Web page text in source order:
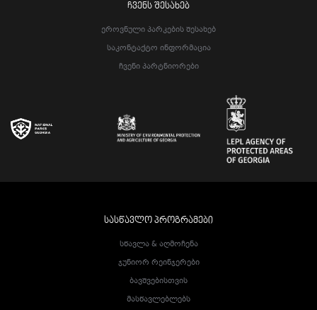
ᲩᲕᲔᲜᲡ ᲨᲔᲡᲐᲮᲔᲑ
Ეროვნული Პარკების Შესახებ
Საკონტაქტო Ინფორმაცია
Ჩვენი Პარტნიორები
ᲡᲐᲡᲬᲐᲕᲚᲝ ᲞᲠᲝᲒᲠᲐᲛᲔᲑᲘ
Სწავლა & Აღმოჩენა
Ჯუნიორ Რეინჯერები
Ბავშვებისთვის
Მასწავლებლებს